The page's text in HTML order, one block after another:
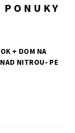
+ DOM NA
NITROU- PE